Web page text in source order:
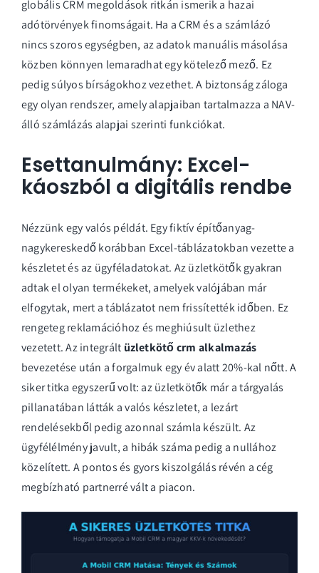
globális CRM megoldások ritkán ismerik a hazai
adótörvények finomságait. Ha a CRM és a számlázó
nincs szoros egységben, az adatok manuális másolása
közben könnyen lemaradhat egy kötelező mező. Ez
pedig súlyos bírságokhoz vezethet. A biztonság záloga
egy olyan rendszer, amely alapjaiban tartalmazza a NAV-
álló számlázás alapjai szerinti funkciókat.
Esettanulmány: Excel-
káoszból a digitális rendbe
Nézzünk egy valós példát. Egy fiktív építőanyag-
nagykereskedő korábban Excel-táblázatokban vezette a
készletet és az ügyféladatokat. Az üzletkötők gyakran
adtak el olyan termékeket, amelyek valójában már
elfogytak, mert a táblázatot nem frissítették időben. Ez
rengeteg reklamációhoz és meghiúsult üzlethez
vezetett. Az integrált üzletkötő crm alkalmazás
bevezetése után a forgalmuk egy év alatt 20%-kal nőtt. A
siker titka egyszerű volt: az üzletkötők már a tárgyalás
pillanatában látták a valós készletet, a lezárt
rendelésekből pedig azonnal számla készült. Az
ügyfélélmény javult, a hibák száma pedig a nullához
közelített. A pontos és gyors kiszolgálás révén a cég
megbízható partnerré vált a piacon.